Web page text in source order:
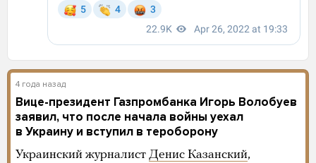
4 года назад
Вице-президент Газпромбанка Игорь Волобуев
заявил, что после начала войны уехал
в Украину и вступил в тероборону
Украинский журналист Денис Казанский,